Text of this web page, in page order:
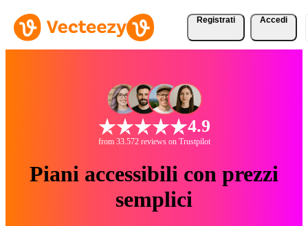
Registrati Accedi
4.9
from 33.572 reviews on Trustpilot
Piani accessibili con prezzi
semplici